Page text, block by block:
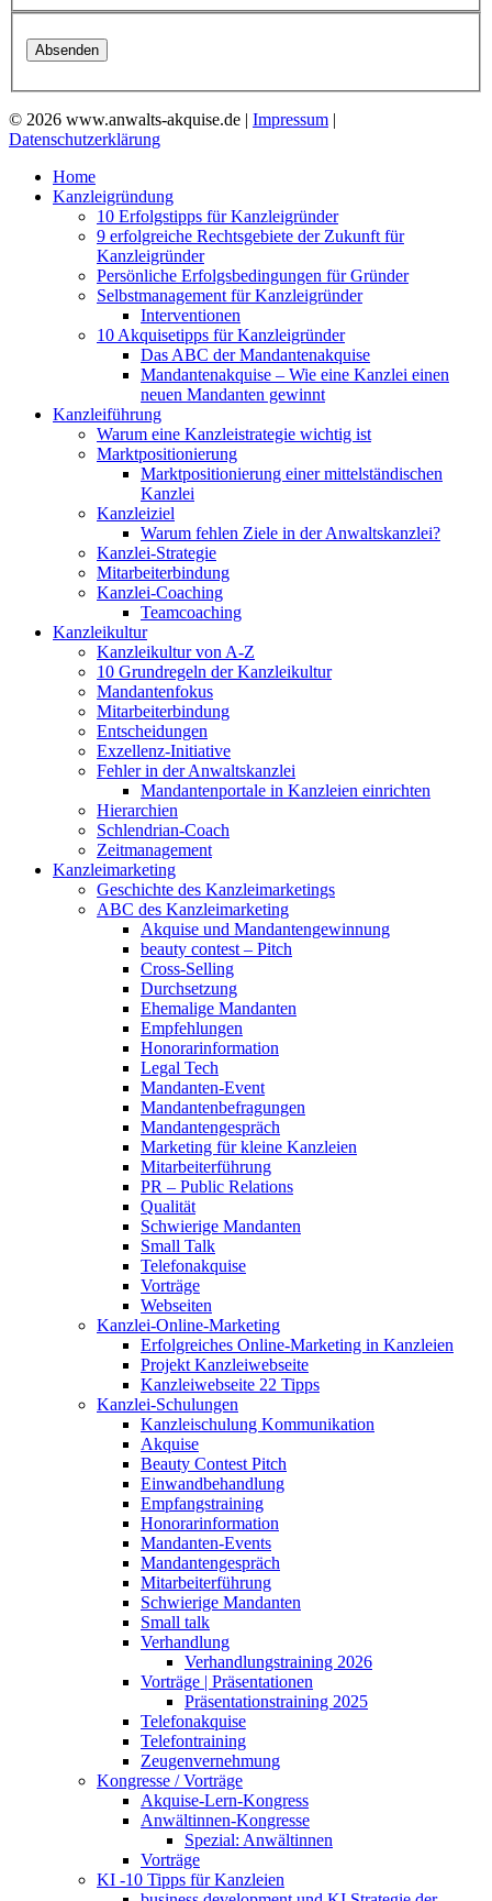
© 2026 www.anwalts-akquise.de | Impressum |
Datenschutzerklärung
Home
Kanzleigründung
10 Erfolgstipps für Kanzleigründer
9 erfolgreiche Rechtsgebiete der Zukunft für
Kanzleigründer
Persönliche Erfolgsbedingungen für Gründer
Selbstmanagement für Kanzleigründer
Interventionen
10 Akquisetipps für Kanzleigründer
Das ABC der Mandantenakquise
Mandantenakquise – Wie eine Kanzlei einen
neuen Mandanten gewinnt
Kanzleiführung
Warum eine Kanzleistrategie wichtig ist
Marktpositionierung
Marktpositionierung einer mittelständischen
Kanzlei
Kanzleiziel
Warum fehlen Ziele in der Anwaltskanzlei?
Kanzlei-Strategie
Mitarbeiterbindung
Kanzlei-Coaching
Teamcoaching
Kanzleikultur
Kanzleikultur von A-Z
10 Grundregeln der Kanzleikultur
Mandantenfokus
Mitarbeiterbindung
Entscheidungen
Exzellenz-Initiative
Fehler in der Anwaltskanzlei
Mandantenportale in Kanzleien einrichten
Hierarchien
Schlendrian-Coach
Zeitmanagement
Kanzleimarketing
Geschichte des Kanzleimarketings
ABC des Kanzleimarketing
Akquise und Mandantengewinnung
beauty contest – Pitch
Cross-Selling
Durchsetzung
Ehemalige Mandanten
Empfehlungen
Honorarinformation
Legal Tech
Mandanten-Event
Mandantenbefragungen
Mandantengespräch
Marketing für kleine Kanzleien
Mitarbeiterführung
PR – Public Relations
Qualität
Schwierige Mandanten
Small Talk
Telefonakquise
Vorträge
Webseiten
Kanzlei-Online-Marketing
Erfolgreiches Online-Marketing in Kanzleien
Projekt Kanzleiwebseite
Kanzleiwebseite 22 Tipps
Kanzlei-Schulungen
Kanzleischulung Kommunikation
Akquise
Beauty Contest Pitch
Einwandbehandlung
Empfangstraining
Honorarinformation
Mandanten-Events
Mandantengespräch
Mitarbeiterführung
Schwierige Mandanten
Small talk
Verhandlung
Verhandlungstraining 2026
Vorträge | Präsentationen
Präsentationstraining 2025
Telefonakquise
Telefontraining
Zeugenvernehmung
Kongresse / Vorträge
Akquise-Lern-Kongress
Anwältinnen-Kongresse
Spezial: Anwältinnen
Vorträge
KI -10 Tipps für Kanzleien